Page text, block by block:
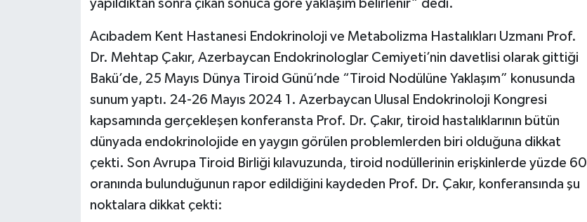
yapıldıktan sonra çıkan sonuca göre yaklaşım belirlenir” dedi.
Acıbadem Kent Hastanesi Endokrinoloji ve Metabolizma Hastalıkları Uzmanı Prof.
Dr. Mehtap Çakır, Azerbaycan Endokrinologlar Cemiyeti’nin davetlisi olarak gittiği
Bakü’de, 25 Mayıs Dünya Tiroid Günü’nde “Tiroid Nodülüne Yaklaşım” konusunda
sunum yaptı. 24-26 Mayıs 2024 1. Azerbaycan Ulusal Endokrinoloji Kongresi
kapsamında gerçekleşen konferansta Prof. Dr. Çakır, tiroid hastalıklarının bütün
dünyada endokrinolojide en yaygın görülen problemlerden biri olduğuna dikkat
çekti. Son Avrupa Tiroid Birliği kılavuzunda, tiroid nodüllerinin erişkinlerde yüzde 60
oranında bulunduğunun rapor edildiğini kaydeden Prof. Dr. Çakır, konferansında şu
noktalara dikkat çekti: